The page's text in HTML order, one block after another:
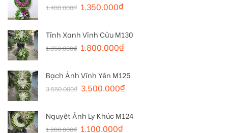
1.400.000₫ 1.350.000₫
Tĩnh Xanh Vĩnh Cửu M130
1.850.000₫ 1.800.000₫
Bạch Ảnh Vĩnh Yên M125
3.550.000₫ 3.500.000₫
Nguyệt Ảnh Ly Khúc M124
1.200.000₫ 1.100.000₫